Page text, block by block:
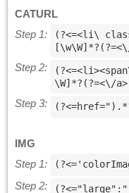
CATURL
Step 1:
(?<=<li\
Step 2:
\W]*?(?=<\/
Step 3:
IMG
Step 1:
Step 2: